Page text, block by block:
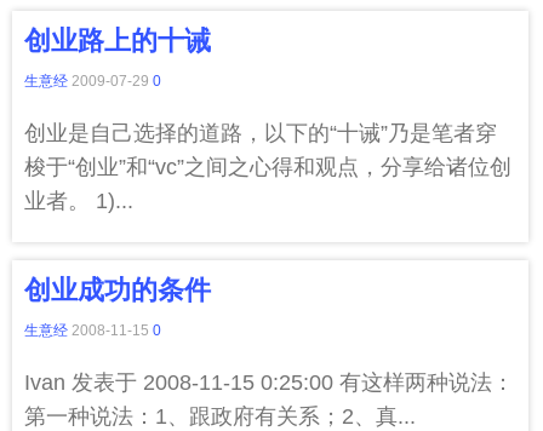
创业路上的十诫
生意经 2009-07-29 0
创业是自己选择的道路，以下的“十诫”乃是笔者穿
梭于“创业”和“vc”之间之心得和观点，分享给诸位创
业者。 1)...
创业成功的条件
生意经 2008-11-15 0
Ivan 发表于 2008-11-15 0:25:00 有这样两种说法：
第一种说法：1、跟政府有关系；2、真...